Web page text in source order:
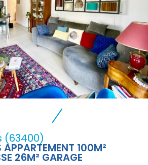
(63400)
APPARTEMENT 100M²
26M² GARAGE